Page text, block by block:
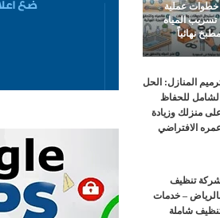
خطوات عملية
المياه
نهائياً
المنازل: الحل
الشامل للحفاظ
منزلك وزيادة
الافتراضي
تنظيف
– خدمات
شاملة